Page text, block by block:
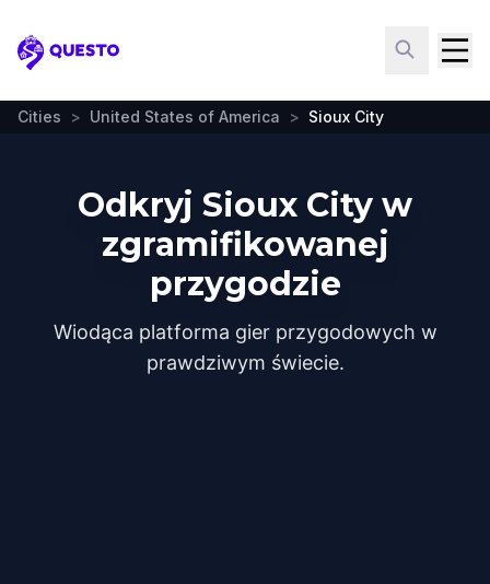
Questo
Cities > United States of America > Sioux City
Odkryj Sioux City w
zgramifikowanej
przygodzie
Wiodąca platforma gier przygodowych w
prawdziwym świecie.